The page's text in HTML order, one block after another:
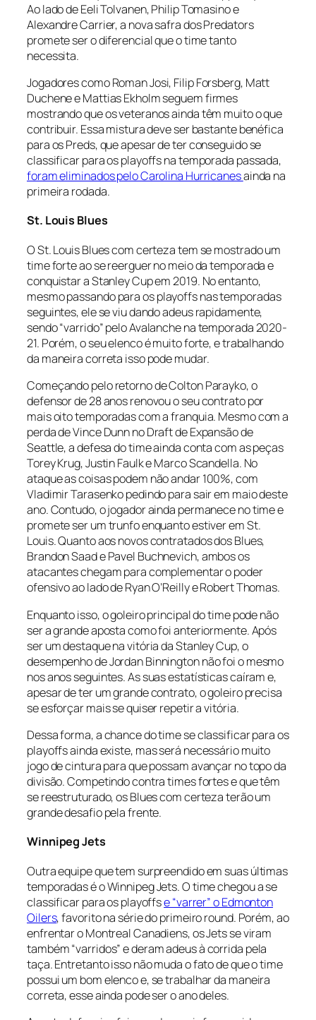
Ao lado de Eeli Tolvanen, Philip Tomasino e
Alexandre Carrier, a nova safra dos Predators
promete ser o diferencial que o time tanto
necessita.
Jogadores como Roman Josi, Filip Forsberg, Matt
Duchene e Mattias Ekholm seguem firmes
mostrando que os veteranos ainda têm muito o que
contribuir. Essa mistura deve ser bastante benéfica
para os Preds, que apesar de ter conseguido se
classificar para osplayoffsna temporada passada,
foram eliminados pelo Carolina Hurricanesainda na
primeira rodada.
St. Louis Blues
O St. Louis Blues com certeza tem se mostrado um
time forte ao se reerguer no meio da temporada e
conquistar a Stanley Cup em 2019. No entanto,
mesmo passando para osplayoffsnas temporadas
seguintes, ele se viu dando adeus rapidamente,
sendo “varrido” pelo Avalanche na temporada 2020-
21. Porém, o seu elenco é muito forte, e trabalhando
da maneira correta isso pode mudar.
Começando pelo retorno de Colton Parayko, o
defensor de 28 anos renovou o seu contrato por
mais oito temporadas com a franquia. Mesmo com a
perda de Vince Dunn no Draft de Expansão de
Seattle, a defesa do time ainda conta com as peças
Torey Krug, Justin Faulk e Marco Scandella. No
ataque as coisas podem não andar 100%, com
Vladimir Tarasenko pedindo para sair em maio deste
ano. Contudo, o jogador ainda permanece no time e
promete ser um trunfo enquanto estiver em St.
Louis. Quanto aos novos contratados dos Blues,
Brandon Saad e Pavel Buchnevich, ambos os
atacantes chegam para complementar o poder
ofensivo ao lado de Ryan O’Reilly e Robert Thomas.
Enquanto isso, o goleiro principal do time pode não
ser a grande aposta como foi anteriormente. Após
ser um destaque na vitória da Stanley Cup, o
desempenho de Jordan Binnington não foi o mesmo
nos anos seguintes. As suas estatísticas caíram e,
apesar de ter um grande contrato, o goleiro precisa
se esforçar mais se quiser repetir a vitória.
Dessa forma, a chance do time se classificar para os
playoffsainda existe, mas será necessário muito
jogo de cintura para que possam avançar no topo da
divisão. Competindo contra times fortes e que têm
se reestruturado, os Blues com certeza terão um
grande desafio pela frente.
Winnipeg Jets
Outra equipe que tem surpreendido em suas últimas
temporadas é o Winnipeg Jets. O time chegou a se
classificar para os playoffse “varrer” o Edmonton
Oilers, favorito na série do primeiro round. Porém, ao
enfrentar o Montreal Canadiens, os Jets se viram
também “varridos” e deram adeus à corrida pela
taça. Entretanto isso não muda o fato de que o time
possui um bom elenco e, se trabalhar da maneira
correta, esse ainda pode ser o ano deles.